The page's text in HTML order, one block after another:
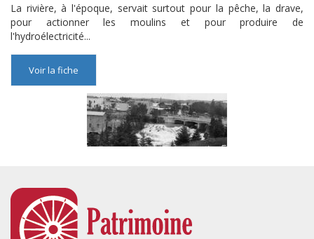
La rivière, à l'époque, servait surtout pour la pêche, la drave,
pour actionner les moulins et pour produire de
l'hydroélectricité...
Voir la fiche